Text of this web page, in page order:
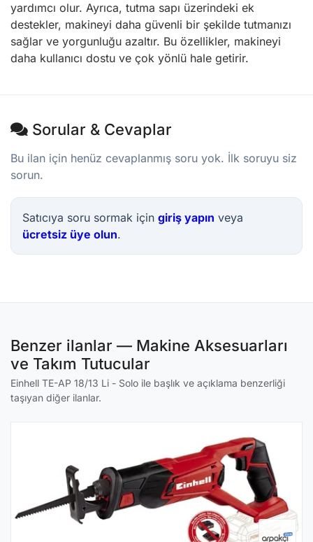
yardımcı olur. Ayrıca, tutma sapı üzerindeki ek
destekler, makineyi daha güvenli bir şekilde tutmanızı
sağlar ve yorgunluğu azaltır. Bu özellikler, makineyi
daha kullanıcı dostu ve çok yönlü hale getirir.
Sorular & Cevaplar
Bu ilan için henüz cevaplanmış soru yok. İlk soruyu siz
sorun.
Satıcıya soru sormak için giriş yapın veya
ücretsiz üye olun.
Benzer ilanlar — Makine Aksesuarları
ve Takım Tutucular
Einhell TE-AP 18/13 Li - Solo ile başlık ve açıklama benzerliği
taşıyan diğer ilanlar.